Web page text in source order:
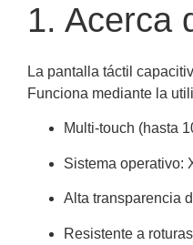
1. Acerca
La pantalla táctil
Funciona mediante la
Multi-touch (hasta
Sistema operativo:
Alta transparencia
Resistente a